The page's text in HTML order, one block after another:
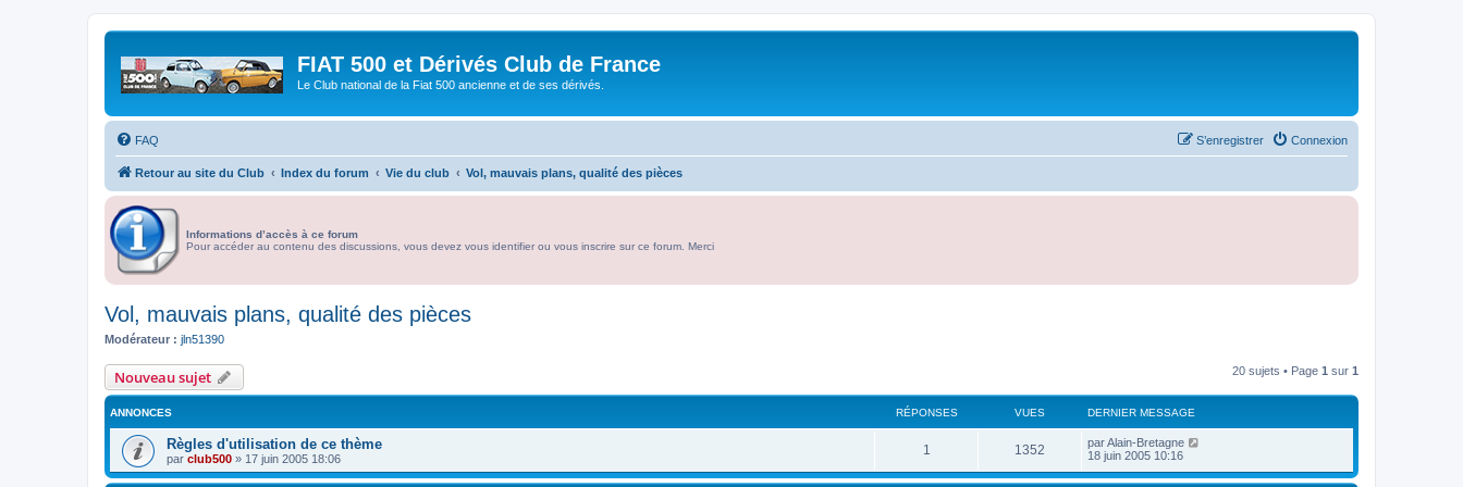
FIAT 500 et Dérivés Club de France
Le Club national de la Fiat 500 ancienne et de ses dérivés.
FAQ Connexion
S’enregistrer
Retour au site du Club Index du forum Vie du club Vol, mauvais plans, qualité des pièces
Informations d’accès à ce forum
Pour accéder au contenu des discussions, vous devez vous identifier ou vous inscrire sur ce forum. Merci
Vol, mauvais plans, qualité des pièces
Modérateur : jln51390
Nouveau sujet 20 sujets • Page 1 sur 1
ANNONCES RÉPONSES VUES DERNIER MESSAGE
Règles d'utilisation de ce thème
par club500 » 17 juin 2005 18:06
1
é
1352
u
D
e
n
parAlain-Bretagne
18 juin 2005 10:16